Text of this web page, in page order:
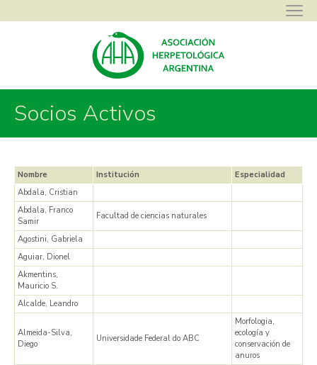
Asociación Herpetológica Argentina
Socios Activos
Nombre Institución
Especialidad
Abdala, Cristian
Abdala, Franco
Samir
Facultad de ciencias naturales
Agostini, Gabriela
Aguiar, Dionel
Akmentins,
Mauricio S.
Alcalde, Leandro
Almeida-Silva,
Diego
Universidade Federal do ABC
Morfologia,
ecología y
conservación de
anuros